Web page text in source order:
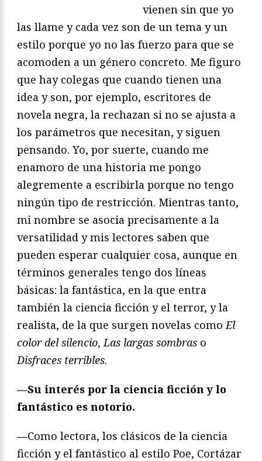
vienen sin que yo
las llame y cada vez son de un tema y un
estilo porque yo no las fuerzo para que se
acomoden a un género concreto. Me figuro
que hay colegas que cuando tienen una
idea y son, por ejemplo, escritores de
novela negra, la rechazan si no se ajusta a
los parámetros que necesitan, y siguen
pensando. Yo, por suerte, cuando me
enamoro de una historia me pongo
alegremente a escribirla porque no tengo
ningún tipo de restricción. Mientras tanto,
mi nombre se asocia precisamente a la
versatilidad y mis lectores saben que
pueden esperar cualquier cosa, aunque en
términos generales tengo dos líneas
básicas: la fantástica, en la que entra
también la ciencia ficción y el terror, y la
realista, de la que surgen novelas comoEl
color del silencio,Las largas sombras o
Disfraces terribles.
—Su interés por la ciencia ficción y lo
fantástico es notorio.
—Como lectora, los clásicos de la ciencia
ficción y el fantástico al estilo Poe, Cortázar